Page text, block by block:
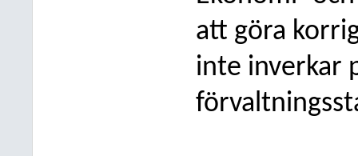
att göra
inte inverkar